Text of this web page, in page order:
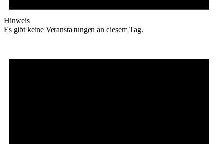
Hinweis
Es gibt keine Veranstaltungen an diesem Tag.